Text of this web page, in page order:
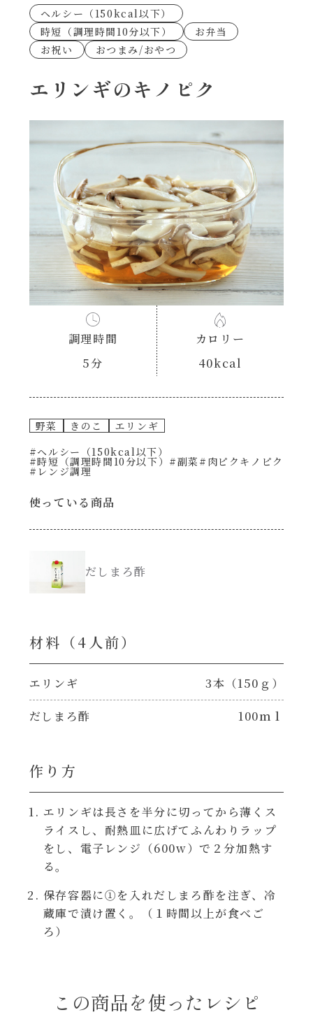
穀物類のレシピ
果実のレシピ
なんでも南蛮
考えるな、二代目で炒めろ！～○○の炒め物
朝シャン（パン派）
ヘルシー（150kcal以下）
時短（調理時間10分以下）
お弁当
おつまみ/おやつ
主菜
ごはんもの
スープ
肉ピクキノピク
鍋
シャンタン粉末（シャンタンチーズニングを
パウチのまんまシリーズ
だしまろ麺
シャンタン鍋
BBQ/キャンプ
あえるハコネーゼトマトバジル
あえるハコネーゼ高菜
あえるハコネーゼミートソース
あえるハコネーゼ明太子
あえるハコネーゼナポリタン
あえるハコネーゼジェノベーゼ
あえるハコネーゼペペロンチーノ
あえるハコネーゼたらこクリーム
シャンタンシリーズ
創味のつゆ
創味のつゆあまくち
創味のつゆ減塩
白だし
カレーだし
すき焼のたれ
やみつききゃべつの塩たれ
聖護院かぶらのもみじおろしぽん酢
ハコネーゼ 海老クリーム
ヘルシー（150kcal以下）
時短（調理時間10分以下）
お弁当
お祝い
おつまみ/おやつ
エリンギのキノピク
調理時間
5分
カロリー
40kcal
野菜 きのこ
エリンギ
#ヘルシー（150kcal以下）
#時短（調理時間10分以下） #副菜 #肉ピクキノピク
#レンジ調理
使っている商品
だしまろ酢
材料（4⼈前）
エリンギ 3本（150ｇ）
だしまろ酢 100ｍｌ
作り方
エリンギは長さを半分に切ってから薄くス
ライスし、耐熱皿に広げてふんわりラップ
をし、電子レンジ（600w）で２分加熱す
る。
保存容器に①を入れだしまろ酢を注ぎ、冷
蔵庫で漬け置く。（１時間以上が食べご
ろ）
この商品を使ったレシピ